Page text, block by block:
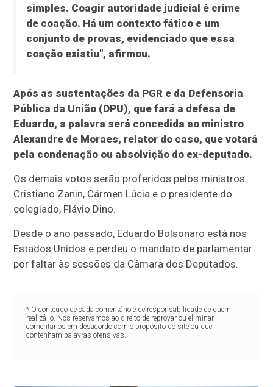
simples. Coagir autoridade judicial é crime
de coação. Há um contexto fático e um
conjunto de provas, evidenciado que essa
coação existiu", afirmou.
Após as sustentações da PGR e da Defensoria
Pública da União (DPU), que fará a defesa de
Eduardo, a palavra será concedida ao ministro
Alexandre de Moraes, relator do caso, que votará
pela condenação ou absolvição do ex-deputado.
Os demais votos serão proferidos pelos ministros
Cristiano Zanin, Cármen Lúcia e o presidente do
colegiado, Flávio Dino.
Desde o ano passado, Eduardo Bolsonaro está nos
Estados Unidos e perdeu o mandato de parlamentar
por faltar às sessões da Câmara dos Deputados.
* O conteúdo de cada comentário é de responsabilidade de quem
realizá-lo. Nos reservamos ao direito de reprovar ou eliminar
comentários em desacordo com o propósito do site ou que
contenham palavras ofensivas.